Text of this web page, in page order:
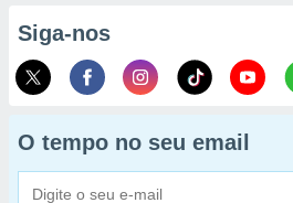
Siga-nos
O tempo no seu email